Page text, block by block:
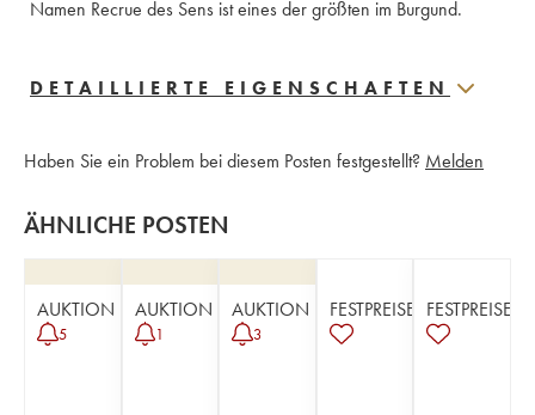
Namen Recrue des Sens ist eines der größten im Burgund.
DETAILLIERTE EIGENSCHAFTEN
Haben Sie ein Problem bei diesem Posten festgestellt? Melden
ÄHNLICHE POSTEN
AUKTION
5
AUKTION
1
AUKTION
3
FESTPREISE FESTPREISE